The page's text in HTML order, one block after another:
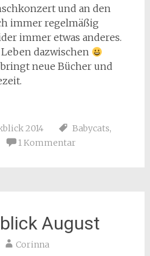
und an den
immer regelmäßig
immer etwas anderes.
dazwischen
neue Bücher und
2014 Babycats,
1 Kommentar
August
Corinna